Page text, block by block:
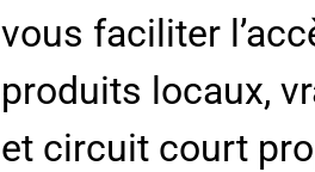
vous faciliter
produits locaux,
et circuit court